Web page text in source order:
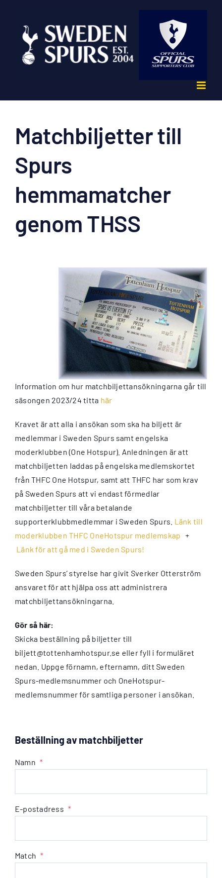
innehållet
Matchbiljetter till
Spurs
hemmamatcher
genom THSS
Information om hur matchbiljettansökningarna går till
säsongen 2023/24 titta här
Kravet är att alla i ansökan som ska ha biljett är
medlemmar i Sweden Spurs samt engelska
moderklubben (One Hotspur). Anledningen är att
matchbiljetten laddas på engelska medlemskortet
från THFC One Hotspur, samt att THFC har som krav
på Sweden Spurs att vi endast förmedlar
matchbiljetter till våra betalande
supporterklubbmedlemmar i Sweden Spurs. Länk till
moderklubben THFC OneHotspur medlemskap +
Länk för att gå med i Sweden Spurs!
Sweden Spurs’ styrelse har givit Sverker Otterström
ansvaret för att hjälpa oss att administrera
matchbiljettansökningarna.
Gör så här:
Skicka beställning på biljetter till
biljett@tottenhamhotspur.se eller fyll i formuläret
nedan. Uppge förnamn, efternamn, ditt Sweden
Spurs-medlemsnummer och OneHotspur-
medlemsnummer för samtliga personer i ansökan.
Beställning av matchbiljetter
Namn *
E-postadress *
Match *